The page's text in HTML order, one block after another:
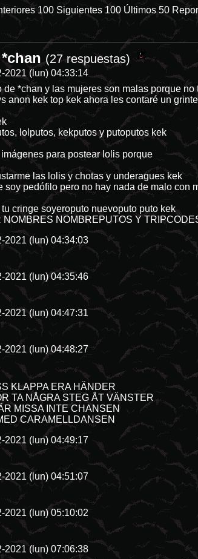
estas siempre mirando fijate el regalito que
100 Siguientes 100 Últimos 50
*chan(27 respuestas)
2021 (lun) 04:33:14
de *chan y las mujeres son malas porque
anon kek top kek ahora les contaré un
lolputos, kekputos y putoputos kek
para postear lolis porque
las lolis y chotas y underagues kek
soy pedófilo pero no hay nada de malo con
cringe soyeroputo nuevoputo puto kek
NOMBRES NOMBREPUTOS Y
2021 (lun) 04:34:03
2021 (lun) 04:35:46
2021 (lun) 04:47:31
2021 (lun) 04:48:27
KLAPPA ERA HÄNDER
TA NÅGRA STEG ÅT VÄNSTER
MISSA INTE CHANSEN
CARAMELLDANSEN
2021 (lun) 04:49:17
2021 (lun) 04:51:07
2021 (lun) 05:10:02
2021 (lun) 07:06:38